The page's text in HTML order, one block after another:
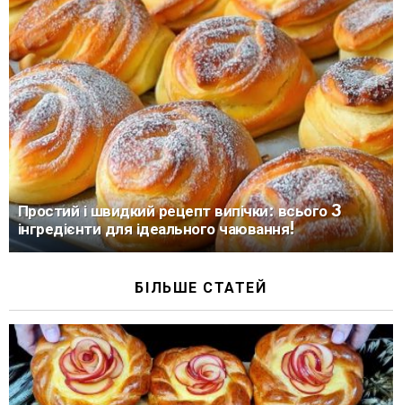
Простий і швидкий рецепт випічки: всього 3
інгредієнти для ідеального чаювання!
БІЛЬШЕ СТАТЕЙ